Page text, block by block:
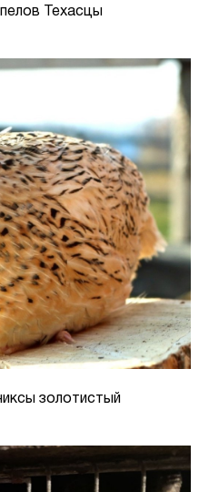
Техасцы
золотистый